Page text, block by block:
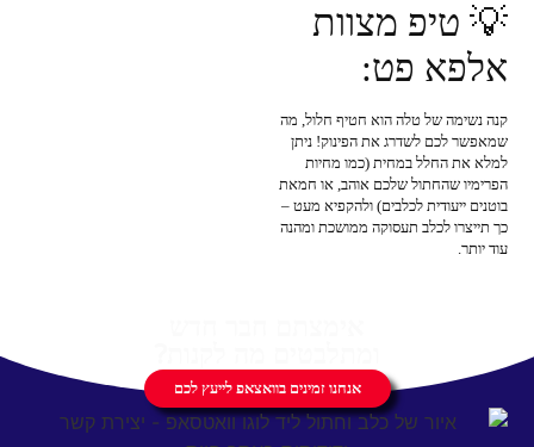
💡 טיפ מצוות
אלפא פט:
קנה נשימה של טלה הוא חטיף חלול, מה
שמאפשר לכם לשדרג את הפינוק! ניתן
למלא את החלל במחית (כמו מחיות
הפרימיו שהחתול שלכם אוהב, או חמאת
בוטנים ייעודית לכלבים) ולהקפיא מעט –
כך תייצרו לכלב תעסוקה ממושכת ומהנה
עוד יותר.
אנחנו זמינים בוואצאפ לייעץ לכם